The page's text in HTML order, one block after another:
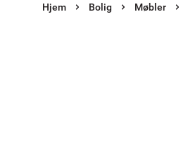
Hjem Bolig Møbler